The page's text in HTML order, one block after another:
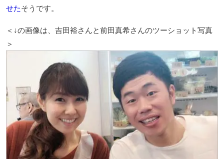
せたそうです。
＜↓の画像は、吉田裕さんと前田真希さんのツーショット写真
＞